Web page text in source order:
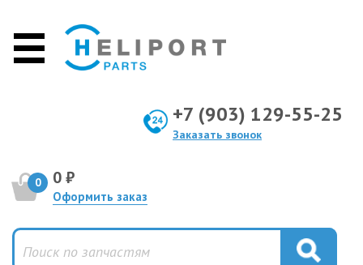
+7 (903) 129-55-25
Заказать звонок
0 0 ₽
Оформить заказ